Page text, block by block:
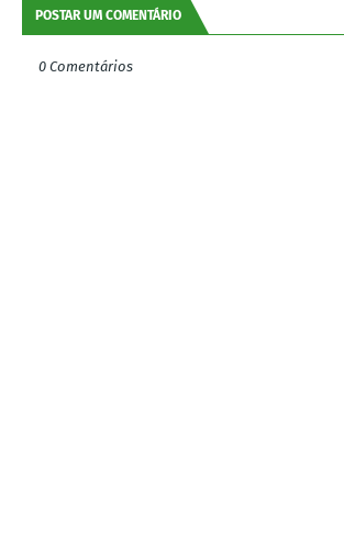
POSTAR UM COMENTÁRIO
0 Comentários